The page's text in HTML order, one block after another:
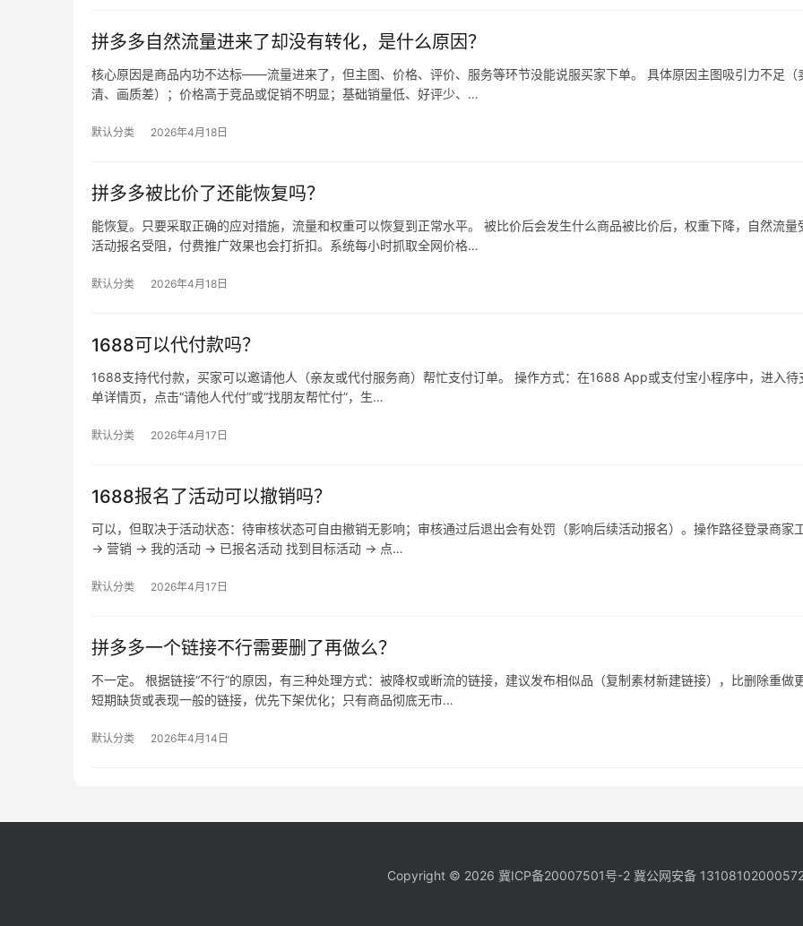
拼多多自然流量进来了却没有转化，是什么原因？
核心原因是商品内功不达标——流量进来了，但主图、价格、评价、服务等环节没能说服买家下单。 具体原因主图吸引力不足（
清、画质差）；价格高于竞品或促销不明显；基础销量低、好评少、…
默认分类 2026年4月18日
拼多多被比价了还能恢复吗？
能恢复。只要采取正确的应对措施，流量和权重可以恢复到正常水平。 被比价后会发生什么商品被比价后，权重下降，自然流量
活动报名受阻，付费推广效果也会打折扣。系统每小时抓取全网价格…
默认分类 2026年4月18日
1688可以代付款吗？
1688支持代付款，买家可以邀请他人（亲友或代付服务商）帮忙支付订单。 操作方式：在1688 App或支付宝小程序中，进入待
单详情页，点击“请他人代付”或“找朋友帮忙付”，生…
默认分类 2026年4月17日
1688报名了活动可以撤销吗？
可以，但取决于活动状态：待审核状态可自由撤销无影响；审核通过后退出会有处罚（影响后续活动报名）。操作路径登录商家
→ 营销 → 我的活动 → 已报名活动 找到目标活动 → 点…
默认分类 2026年4月17日
拼多多一个链接不行需要删了再做么？
不一定。 根据链接“不行”的原因，有三种处理方式：被降权或断流的链接，建议发布相似品（复制素材新建链接），比删除重做更
短期缺货或表现一般的链接，优先下架优化；只有商品彻底无市…
默认分类 2026年4月14日
Copyright © 2026 冀ICP备20007501号-2 冀公网安备